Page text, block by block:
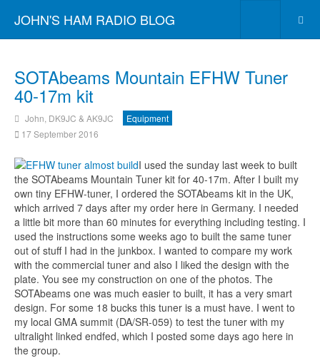
JOHN'S HAM RADIO BLOG
SOTAbeams Mountain EFHW Tuner
40-17m kit
John, DK9JC & AK9JC
Equipment
17 September 2016
I used the sunday last week to built
the SOTAbeams Mountain Tuner kit for 40-17m. After I built my
own tiny EFHW-tuner, I ordered the SOTAbeams kit in the UK,
which arrived 7 days after my order here in Germany. I needed
a little bit more than 60 minutes for everything including testing. I
used the instructions some weeks ago to built the same tuner
out of stuff I had in the junkbox. I wanted to compare my work
with the commercial tuner and also I liked the design with the
plate. You see my construction on one of the photos. The
SOTAbeams one was much easier to built, it has a very smart
design. For some 18 bucks this tuner is a must have. I went to
my local GMA summit (DA/SR-059) to test the tuner with my
ultralight linked endfed, which I posted some days ago here in
the group.